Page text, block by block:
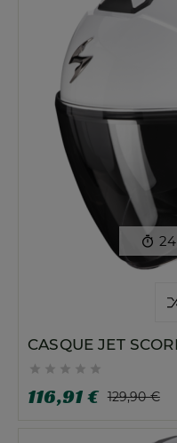
 24
CASQUE JET
    
116,91 € 129,90 €